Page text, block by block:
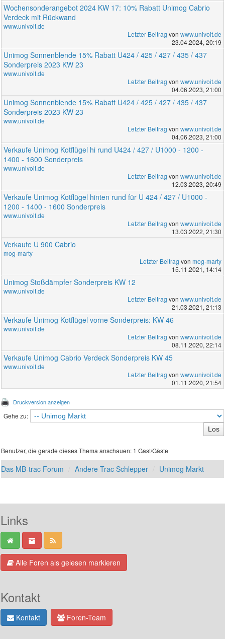
Wochensonderangebot 2024 KW 17: 10% Rabatt Unimog Cabrio
Verdeck mit Rückwand
www.univoit.de
Letzter Beitrag von www.univoit.de
23.04.2024, 20:19
Unimog Sonnenblende 15% Rabatt U424 / 425 / 427 / 435 / 437
Sonderpreis 2023 KW 23
www.univoit.de
Letzter Beitrag von www.univoit.de
04.06.2023, 21:00
Unimog Sonnenblende 15% Rabatt U424 / 425 / 427 / 435 / 437
Sonderpreis 2023 KW 23
www.univoit.de
Letzter Beitrag von www.univoit.de
04.06.2023, 21:00
Verkaufe Unimog Kotflügel hi rund U424 / 427 / U1000 - 1200 -
1400 - 1600 Sonderpreis
www.univoit.de
Letzter Beitrag von www.univoit.de
12.03.2023, 20:49
Verkaufe Unimog Kotflügel hinten rund für U 424 / 427 / U1000 -
1200 - 1400 - 1600 Sonderpreis
www.univoit.de
Letzter Beitrag von www.univoit.de
13.03.2022, 21:30
Verkaufe U 900 Cabrio
mog-marty
Letzter Beitrag von mog-marty
15.11.2021, 14:14
Unimog Stoßdämpfer Sonderpreis KW 12
www.univoit.de
Letzter Beitrag von www.univoit.de
21.03.2021, 21:13
Verkaufe Unimog Kotflügel vorne Sonderpreis: KW 46
www.univoit.de
Letzter Beitrag von www.univoit.de
08.11.2020, 22:14
Verkaufe Unimog Cabrio Verdeck Sonderpreis KW 45
www.univoit.de
Letzter Beitrag von www.univoit.de
01.11.2020, 21:54
Druckversion anzeigen
Gehe zu:
Benutzer, die gerade dieses Thema anschauen: 1 Gast/Gäste
Das MB-trac Forum Andere Trac Schlepper Unimog Markt
Links
Alle Foren als gelesen markieren
Kontakt
Kontakt Foren-Team